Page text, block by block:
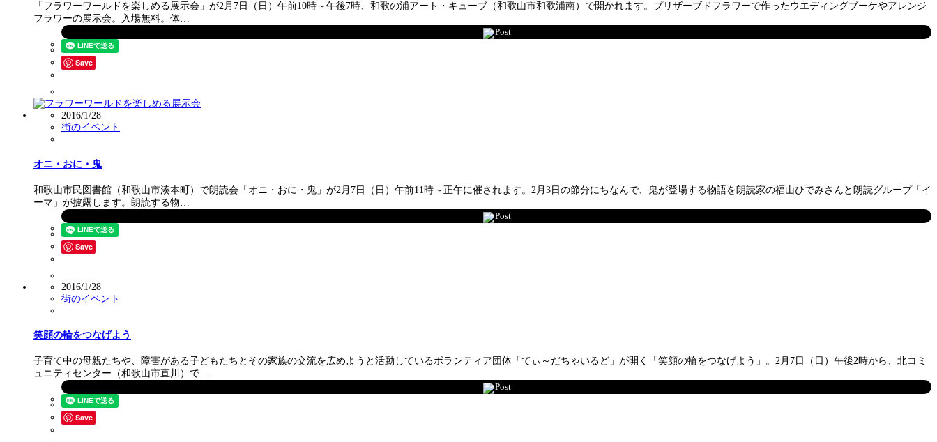
「フラワーワールドを楽しめる展示会」が2月7日（日）午前10時～午後7時、和歌の浦アート・キューブ（和歌山市和歌浦南）で開かれます。プリザーブドフラワーで作ったウエディングブーケやアレンジ
フラワーの展示会。入場無料。体…
Post
Save
2016/1/28
街のイベント
オニ・おに・鬼
和歌山市民図書館（和歌山市湊本町）で朗読会「オニ・おに・鬼」が2月7日（日）午前11時～正午に催されます。2月3日の節分にちなんで、鬼が登場する物語を朗読家の福山ひでみさんと朗読グループ「イ
ーマ」が披露します。朗読する物…
Post
Save
2016/1/28
街のイベント
笑顔の輪をつなげよう
子育て中の母親たちや、障害がある子どもたちとその家族の交流を広めようと活動しているボランティア団体「てぃ～だちゃいるど」が開く「笑顔の輪をつなげよう」。2月7日（日）午後2時から、北コミ
ュニティセンター（和歌山市直川）で…
Post
Save